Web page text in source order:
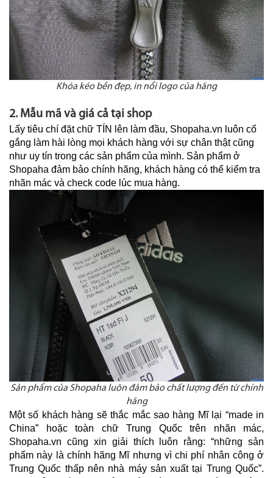
Khóa kéo bền đẹp, in nổi logo của hãng
2. Mẫu mã và giá cả tại shop
Lấy tiêu chí đặt chữ TÍN lên làm đầu, Shopaha.vn luôn cố
gắng làm hài lòng mọi khách hàng với sự chân thật cũng
như uy tín trong các sản phẩm của mình. Sản phẩm ở
Shopaha đảm bảo chính hãng, khách hàng có thể kiểm tra
nhãn mác và check code lúc mua hàng.
Sản phẩm của Shopaha luôn đảm bảo chất lượng đến từ chính
hãng
Một số khách hàng sẽ thắc mắc sao hàng Mĩ lại “made in
China” hoặc toàn chữ Trung Quốc trên nhãn mác,
Shopaha.vn cũng xin giải thích luôn rằng: “những sản
phẩm này là chính hãng Mĩ nhưng vì chi phí nhân công ở
Trung Quốc thấp nên nhà máy sản xuất tại Trung Quốc”.